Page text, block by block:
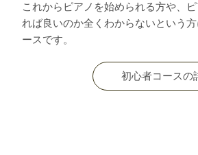
これからピアノを始められる方や、
れば良いのか全くわからないという
ースです。
初心者コースの